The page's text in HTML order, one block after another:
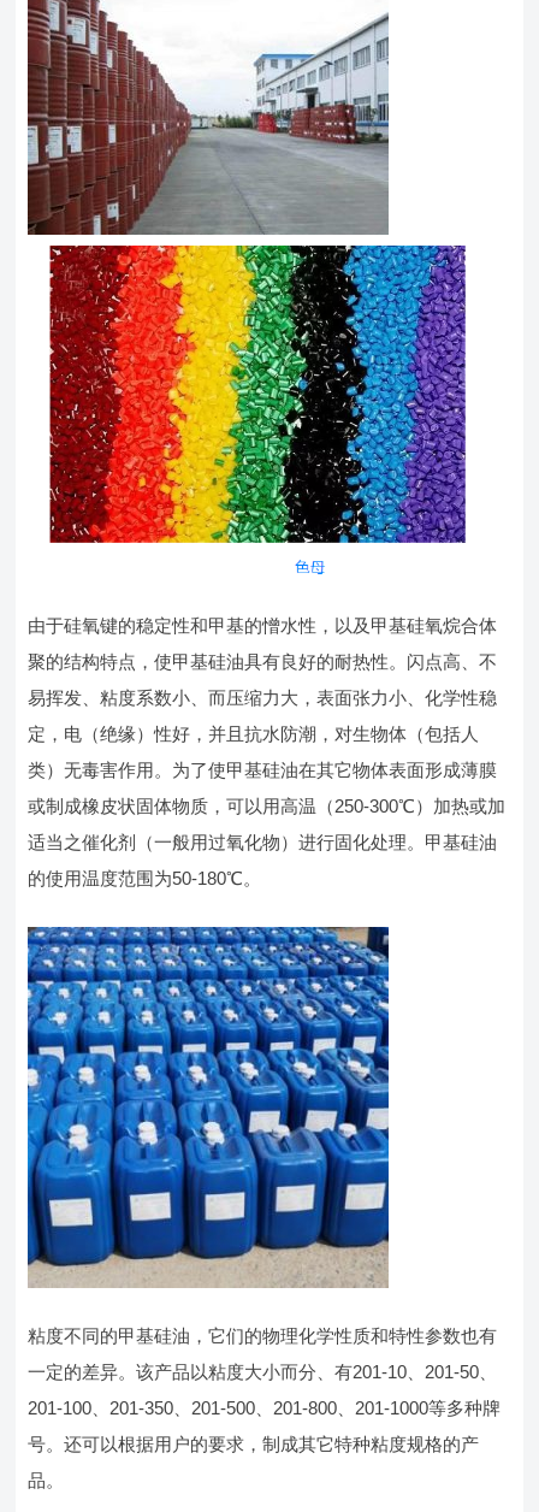
由于硅氧键的稳定性和甲基的憎水性，以及甲基硅氧烷合体
聚的结构特点，使甲基硅油具有良好的耐热性。闪点高、不
易挥发、粘度系数小、而压缩力大，表面张力小、化学性稳
定，电（绝缘）性好，并且抗水防潮，对生物体（包括人
类）无毒害作用。为了使甲基硅油在其它物体表面形成薄膜
或制成橡皮状固体物质，可以用高温（250-300℃）加热或加
适当之催化剂（一般用过氧化物）进行固化处理。甲基硅油
的使用温度范围为50-180℃。
粘度不同的甲基硅油，它们的物理化学性质和特性参数也有
一定的差异。该产品以粘度大小而分、有201-10、201-50、
201-100、201-350、201-500、201-800、201-1000等多种牌
号。还可以根据用户的要求，制成其它特种粘度规格的产
品。